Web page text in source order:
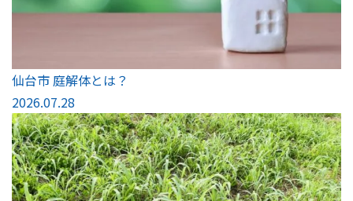
仙台市 庭解体とは？
2026.07.28